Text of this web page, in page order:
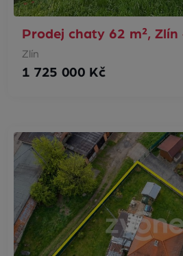
Prodej chaty 62 m²,
Zlín
1 725 000 Kč